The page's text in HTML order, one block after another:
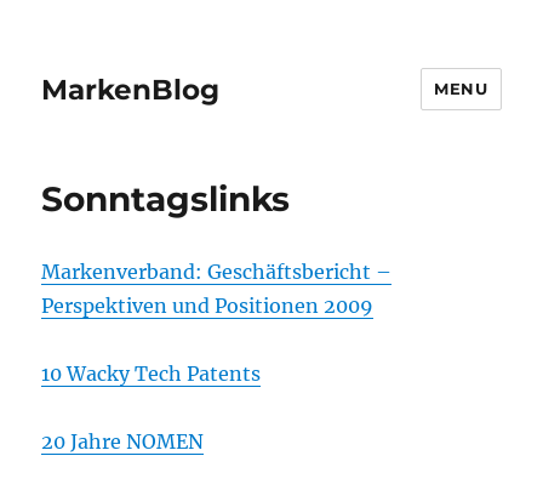
MarkenBlog MENU
Sonntagslinks
Markenverband: Geschäftsbericht –
Perspektiven und Positionen 2009
10 Wacky Tech Patents
20 Jahre NOMEN